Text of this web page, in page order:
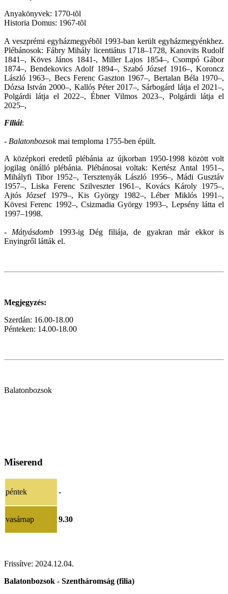
Anyakönyvek: 1770-tõl
Historia Domus: 1967-tõl
A veszprémi egyházmegyébõl 1993-ban került egyházmegyénkhez.
Plébánosok: Fábry Mihály licentiátus 1718–1728, Kanovits Rudolf
1841–, Köves János 1841-, Miller Lajos 1854–, Csompó Gábor
1874–, Bendekovics Adolf 1894–, Szabó József 1916–, Koroncz
László 1963–, Becs Ferenc Gaszton 1967–, Bertalan Béla 1970–,
Dózsa István 2000–, Kallós Péter 2017–, Sárbogárd látja el 2021–,
Polgárdi látja el 2022–, Ébner Vilmos 2023–, Polgárdi látja el
2025–,
Filiái:
- Balatonbozsokmai temploma 1755-ben épült.
A középkori eredetű plébánia az újkorban 1950-1998 között volt
jogilag önálló plébánia. Plébánosai voltak: Kertész Antal 1951–,
Mihályfi Tibor 1952–, Tersztenyák László 1956–, Mádi Gusztáv
1957–, Liska Ferenc Szilveszter 1961–, Kovács Károly 1975–,
Ajtós József 1979–, Kis György 1982–, Léber Miklós 1991–,
Kövesi Ferenc 1992–, Csizmadia György 1993–, Lepsény látta el
1997–1998.
- Mátyásdomb 1993-ig Dég filiája, de gyakran már ekkor is
Enyingről látták el.
Megjegyzés:
Szerdán: 16.00-18.00
Pénteken: 14.00-18.00
Balatonbozsok
Miserend
péntek -
vasárnap 9.30
Frissítve: 2024.12.04.
Balatonbozsok - Szentháromság (filia)